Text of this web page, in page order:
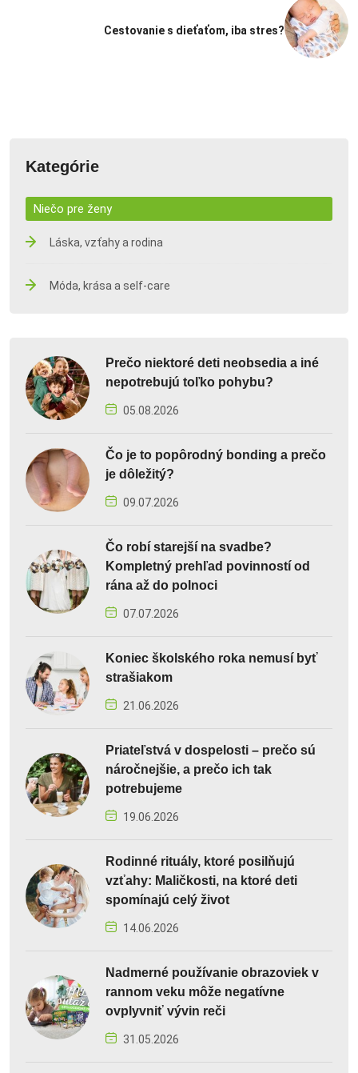
Cestovanie s dieťaťom, iba stres?
Kategórie
Niečo pre ženy
Láska, vzťahy a rodina
Móda, krása a self-care
Prečo niektoré deti neobsedia a iné
nepotrebujú toľko pohybu?
05.08.2026
Čo je to popôrodný bonding a prečo
je dôležitý?
09.07.2026
Čo robí starejší na svadbe?
Kompletný prehľad povinností od
rána až do polnoci
07.07.2026
Koniec školského roka nemusí byť
strašiakom
21.06.2026
Priateľstvá v dospelosti – prečo sú
náročnejšie, a prečo ich tak
potrebujeme
19.06.2026
Rodinné rituály, ktoré posilňujú
vzťahy: Maličkosti, na ktoré deti
spomínajú celý život
14.06.2026
Nadmerné používanie obrazoviek v
rannom veku môže negatívne
ovplyvniť vývin reči
31.05.2026